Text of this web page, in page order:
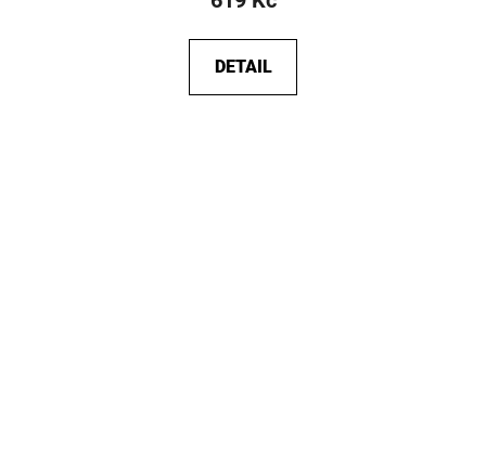
DETAIL